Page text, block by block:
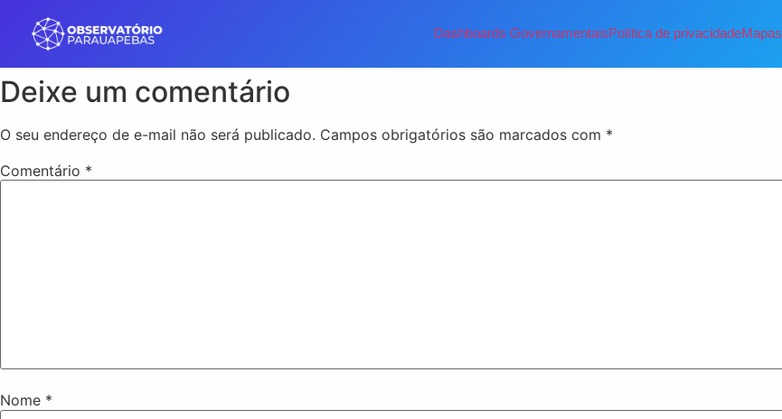
Dashboards GovernamentaisPolítica de privacidadeMapas
Deixe um comentário
O seu endereço de e-mail não será publicado. Campos obrigatórios são marcados com *
Comentário *
Nome *